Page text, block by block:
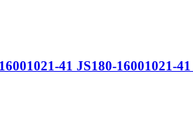
41 JS180-16001021-